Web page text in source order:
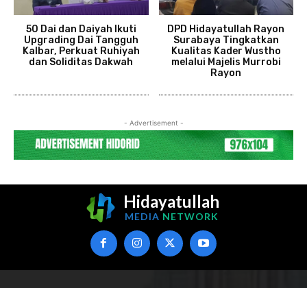
50 Dai dan Daiyah Ikuti
Upgrading Dai Tangguh
Kalbar, Perkuat Ruhiyah
dan Soliditas Dakwah
DPD Hidayatullah Rayon
Surabaya Tingkatkan
Kualitas Kader Wustho
melalui Majelis Murrobi
Rayon
- Advertisement -
Hidayatullah
MEDIA NETWORK